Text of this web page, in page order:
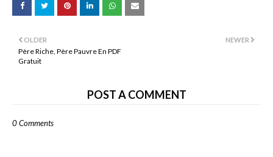
NEWER
OLDER
Père Riche, Père Pauvre En PDF
Gratuit
POST A COMMENT
0 Comments